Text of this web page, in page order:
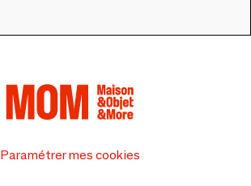
Paramétrer mes cookies